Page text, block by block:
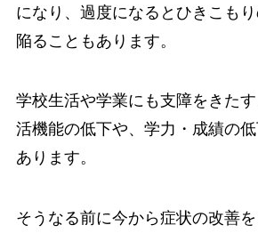
になり、過度になるとひきこも
陥ることもあります。
学校生活や学業にも支障をきた
活機能の低下や、学力・成績の
あります。
そうなる前に今から症状の改善